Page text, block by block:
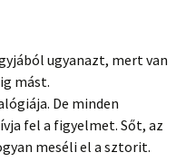
ugyanazt, mert van
mást.
De minden
fel a figyelmet. Sőt, az
meséli el a sztorit.